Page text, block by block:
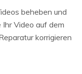
beheben und
Video auf dem
korrigieren